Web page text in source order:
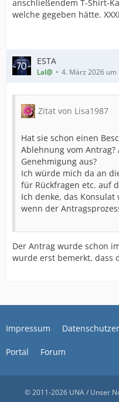
anschließendem T-Shirt-
welche gegeben hätte.
ESTA
Lal@ 4. März 2026 um
Zitat von Lisa1987
Hat sie schon einen
Ablehnung vom
Genehmigung aus?
Ich würde mich da an
für Rückfragen etc. auf
Ich denke, das
wenn der
Der Antrag wurde schon
wurde erst bemerkt, dass
Impressum
Portal Forum
© 2011-2026 UNA / Unser